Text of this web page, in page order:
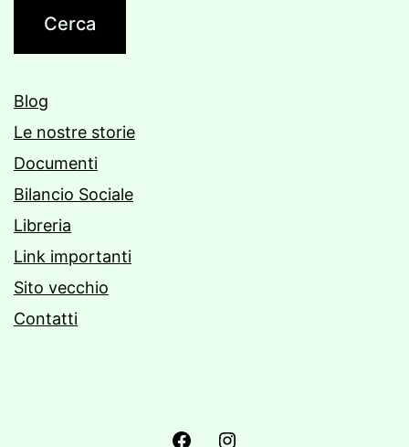
Blog
Le nostre storie
Documenti
Bilancio Sociale
Libreria
Link importanti
Sito vecchio
Contatti
pagina